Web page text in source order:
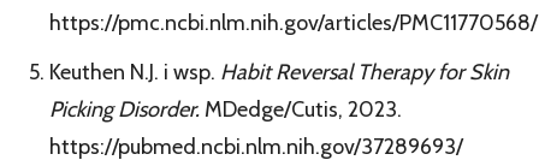
https://pmc.ncbi.nlm.nih.gov/articles/PMC11770568/
Keuthen N.J. i wsp. Habit Reversal Therapy for Skin
Picking Disorder. MDedge/Cutis, 2023.
https://pubmed.ncbi.nlm.nih.gov/37289693/